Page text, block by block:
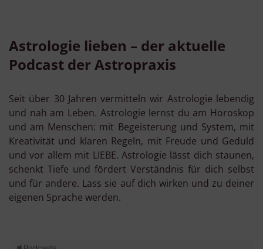
Astrologie lieben – der aktuelle
Podcast der Astropraxis
Seit über 30 Jahren vermitteln wir Astrologie lebendig
und nah am Leben. Astrologie lernst du am Horoskop
und am Menschen: mit Begeisterung und System, mit
Kreativität und klaren Regeln, mit Freude und Geduld
und vor allem mit LIEBE. Astrologie lässt dich staunen,
schenkt Tiefe und fördert Verständnis für dich selbst
und für andere. Lass sie auf dich wirken und zu deiner
eigenen Sprache werden.